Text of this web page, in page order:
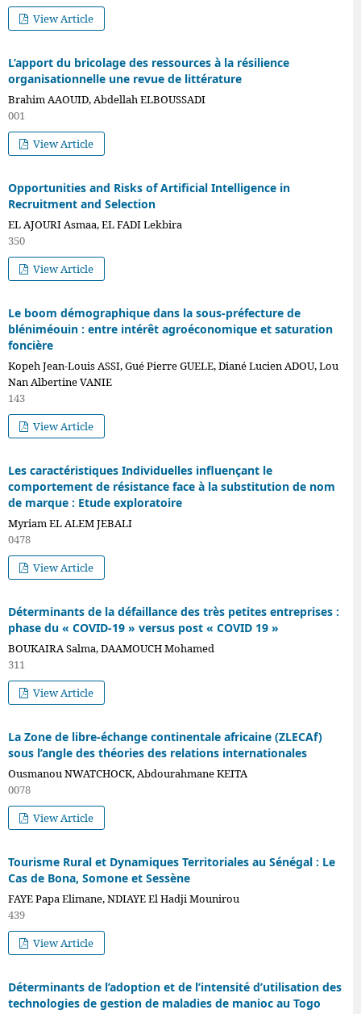
View Article
L’apport du bricolage des ressources à la résilience
organisationnelle une revue de littérature
Brahim AAOUID, Abdellah ELBOUSSADI
001
View Article
Opportunities and Risks of Artificial Intelligence in
Recruitment and Selection
EL AJOURI Asmaa, EL FADI Lekbira
350
View Article
Le boom démographique dans la sous-préfecture de
bléniméouin : entre intérêt agroéconomique et saturation
foncière
Kopeh Jean-Louis ASSI, Gué Pierre GUELE, Diané Lucien ADOU, Lou
Nan Albertine VANIE
143
View Article
Les caractéristiques Individuelles influençant le
comportement de résistance face à la substitution de nom
de marque : Etude exploratoire
Myriam EL ALEM JEBALI
0478
View Article
Déterminants de la défaillance des très petites entreprises :
phase du « COVID-19 » versus post « COVID 19 »
BOUKAIRA Salma, DAAMOUCH Mohamed
311
View Article
La Zone de libre-échange continentale africaine (ZLECAf)
sous l’angle des théories des relations internationales
Ousmanou NWATCHOCK, Abdourahmane KEITA
0078
View Article
Tourisme Rural et Dynamiques Territoriales au Sénégal : Le
Cas de Bona, Somone et Sessène
FAYE Papa Elimane, NDIAYE El Hadji Mounirou
439
View Article
Déterminants de l’adoption et de l’intensité d’utilisation des
technologies de gestion de maladies de manioc au Togo